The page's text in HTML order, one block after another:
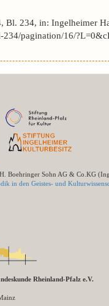
Bl. 234, in: Ingelheimer
pagination/16/
Boehringer Sohn AG & Co.KG
in den Geistes- und
Rheinland-Pfalz e.V.